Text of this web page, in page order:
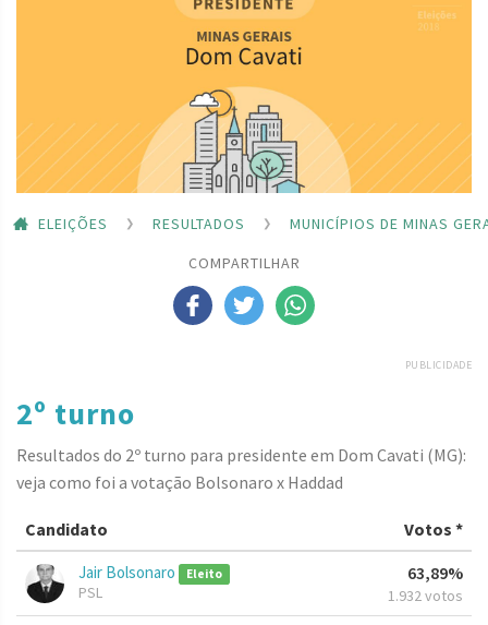
ELEIÇÕES RESULTADOS
MUNICÍPIOS DE MINAS
COMPARTILHAR
PUBLICIDADE
2º turno
Resultados do 2º turno para presidente em Dom Cavati (MG):
veja como foi a votação Bolsonaro x Haddad
Candidato Votos *
Jair Bolsonaro Eleito
PSL
63,89%
1.932 votos